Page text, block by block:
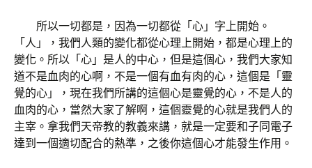
所以一切都是，因為一切都從「心」字上開始。
「人」，我們人類的變化都從心理上開始，都是心理上的
變化。所以「心」是人的中心，但是這個心，我們大家知
道不是血肉的心啊，不是一個有血有肉的心，這個是「靈
覺的心」，現在我們所講的這個心是靈覺的心，不是人的
血肉的心，當然大家了解啊，這個靈覺的心就是我們人的
主宰。拿我們天帝教的教義來講，就是一定要和子同電子
達到一個適切配合的熱準，之後你這個心才能發生作用。